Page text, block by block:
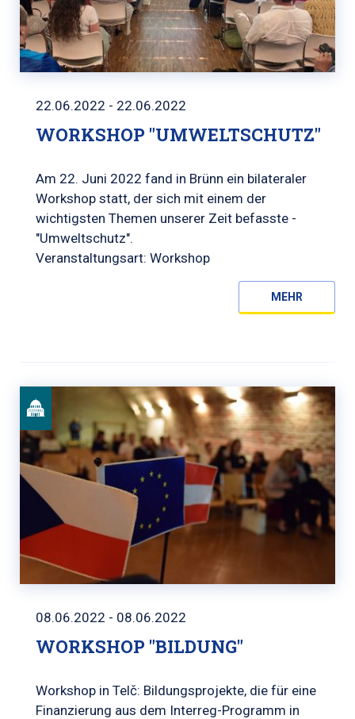
22.06.2022 - 22.06.2022
WORKSHOP "UMWELTSCHUTZ"
Am 22. Juni 2022 fand in Brünn ein bilateraler
Workshop statt, der sich mit einem der
wichtigsten Themen unserer Zeit befasste -
"Umweltschutz".
Veranstaltungsart: Workshop
MEHR
08.06.2022 - 08.06.2022
WORKSHOP "BILDUNG"
Workshop in Telč: Bildungsprojekte, die für eine
Finanzierung aus dem Interreg-Programm in